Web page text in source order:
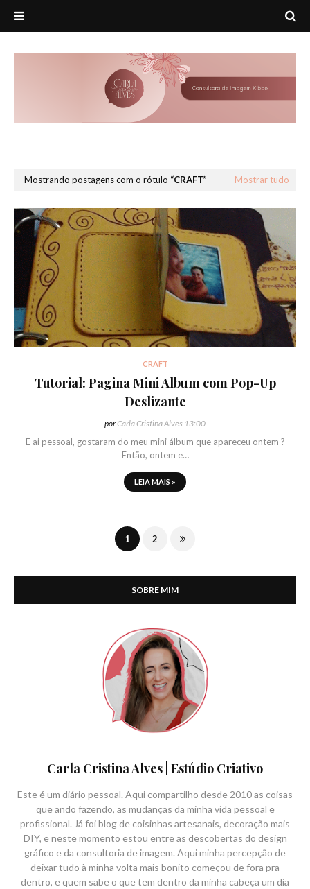
Mostrando postagens com o rótulo CRAFT Mostrar tudo
CRAFT
Tutorial: Pagina Mini Album com Pop-Up
Deslizante
porCarla Cristina Alves 13:00
E ai pessoal, gostaram do meu mini álbum que apareceu ontem ?
Então, ontem e…
LEIA MAIS »
1 2
SOBRE MIM
Carla Cristina Alves | Estúdio Criativo
Este é um diário pessoal. Aqui compartilho desde 2010 as coisas
que ando fazendo, as mudanças da minha vida pessoal e
profissional. Já foi blog de coisinhas artesanais, decoração mais
DIY, e neste momento estou entre as descobertas do design
gráfico e da consultoria de imagem. Aqui minha percepção de
deixar tudo à minha volta mais bonito começou de fora pra
dentro, e quem sabe o que tem dentro da minha cabeça um dia